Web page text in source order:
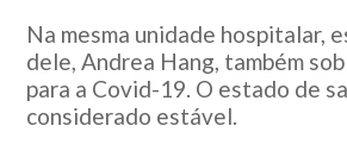
Na mesma unidade hospitalar,
dele, Andrea Hang, também
para a Covid-19. O estado de
considerado estável.